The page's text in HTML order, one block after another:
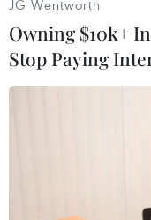
lễ…
JG Wentworth
Owning $10k+
Stop Paying